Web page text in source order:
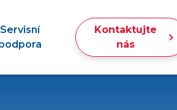
Servisní
Kontaktujte
nás